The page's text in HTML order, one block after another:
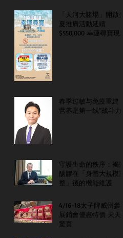
「天河大賭場」開啟盛
夏推廣活動延續
$550,000 幸運尋寶現金
春季过敏与免疫重建：
营养是第一线“战斗力”
守護生命的秩序：褐藻
醣膠在「身體大規模重
整」後的機能維護
4/16-18太子牌威州參
展銷會優惠特價 天天
驚喜